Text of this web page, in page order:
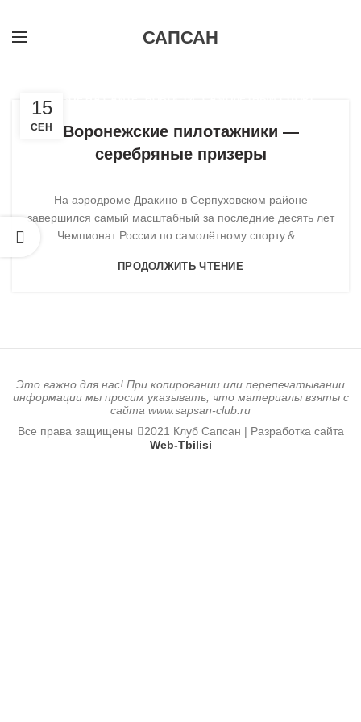
САПСАН
15
СЕН
НОВОЕ НА САЙТЕ
Воронежские пилотажники —
серебряные призеры
На аэродроме Дракино в Серпуховском районе
завершился самый масштабный за последние десять лет
Чемпионат России по самолётному спорту.&...
ПРОДОЛЖИТЬ ЧТЕНИЕ
Это важно для нас! При копировании или перепечатывании
информации мы просим указывать, что материалы взяты с
сайта www.sapsan-club.ru
Все права защищены
2021 Клуб Сапсан | Разработка сайта
Web-Tbilisi